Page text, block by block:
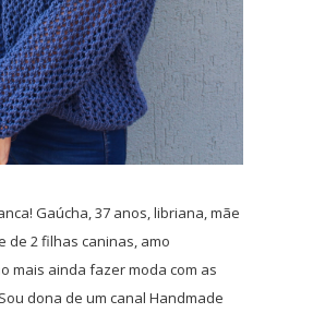
Gaúcha, 37 anos, libriana, mãe
de 2 filhas caninas, amo
mais ainda fazer moda com as
dona de um canal Handmade